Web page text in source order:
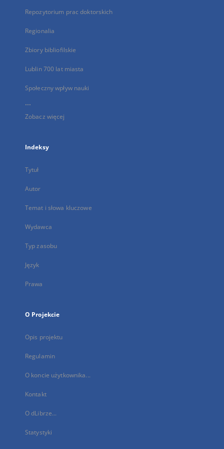
Repozytorium prac doktorskich
Regionalia
Zbiory bibliofilskie
Lublin 700 lat miasta
Społeczny wpływ nauki
...
Zobacz więcej
Indeksy
Tytuł
Autor
Temat i słowa kluczowe
Wydawca
Typ zasobu
Język
Prawa
O Projekcie
Opis projektu
Regulamin
O koncie użytkownika...
Kontakt
O dLibrze...
Statystyki